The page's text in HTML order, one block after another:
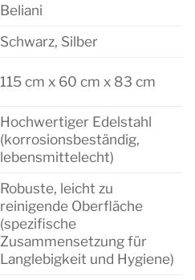
Beliani
Schwarz, Silber
115 cm x 60 cm x 83 cm
Hochwertiger Edelstahl
(korrosionsbeständig,
lebensmittelecht)
Robuste, leicht zu
reinigende Oberfläche
(spezifische
Zusammensetzung für
Langlebigkeit und Hygiene)